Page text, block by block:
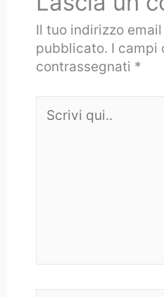
Il tuo indirizzo
pubblicato. I campi
contrassegnati *
qui..